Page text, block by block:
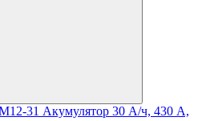
31 Акумулятор 30 А/ч, 430 А,